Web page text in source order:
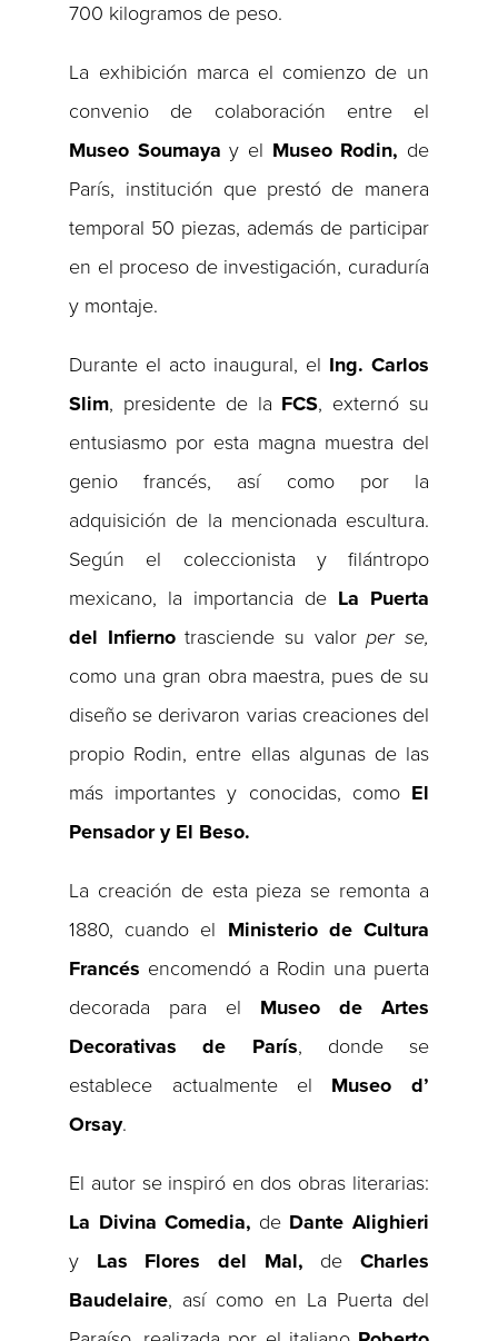
700 kilogramos de peso.
La exhibición marca el comienzo de un
convenio de colaboración entre el
Museo Soumayay el Museo Rodin, de
París, institución que prestó de manera
temporal 50 piezas, además de participar
en el proceso de investigación, curaduría
y montaje.
Durante el acto inaugural, el Ing. Carlos
Slim, presidente de la FCS, externó su
entusiasmo por esta magna muestra del
genio francés, así como por la
adquisición de la mencionada escultura.
Según el coleccionista y filántropo
mexicano, la importancia de La Puerta
del Infiernotrasciende su valorper se,
como una gran obra maestra, pues de su
diseño se derivaron varias creaciones del
propio Rodin, entre ellas algunas de las
más importantes y conocidas, como El
Pensador y El Beso.
La creación de esta pieza se remonta a
1880, cuando el Ministerio de Cultura
Francés encomendó a Rodin una puerta
decorada para el Museo de Artes
Decorativas de París, donde se
establece actualmente el Museo d’
Orsay.
El autor se inspiró en dos obras literarias:
La Divina Comedia, de Dante Alighieri
y Las Flores del Mal, de Charles
Baudelaire, así como en La Puerta del